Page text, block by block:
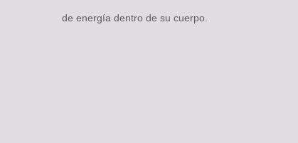
de energía dentro de su cuerpo.